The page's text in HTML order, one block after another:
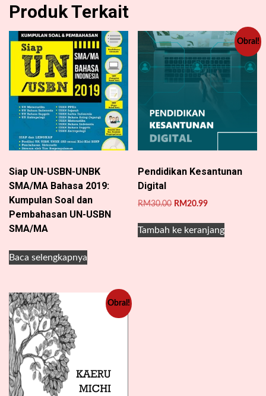
Produk Terkait
Siap UN-USBN-UNBK
SMA/MA Bahasa 2019:
Kumpulan Soal dan
Pembahasan UN-USBN
SMA/MA
Baca selengkapnya
Obral!
Pendidikan Kesantunan
Digital
RM30.00 Harga
adalah:
RM30.00.
RM20.99Harga
ini
adalah:
Tambah ke keranjang
Obral!